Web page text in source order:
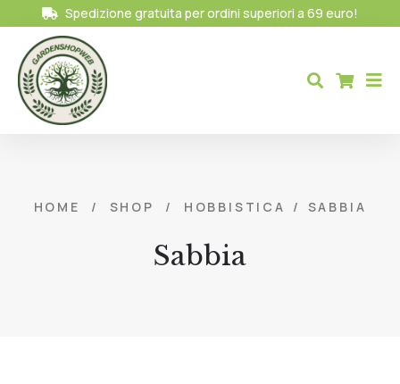
Spedizione gratuita per ordini superiori a 69 euro!
HOME / SHOP / HOBBISTICA / SABBIA
Sabbia